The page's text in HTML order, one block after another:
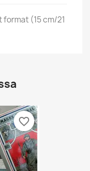
(15 cm/21
favorite_border